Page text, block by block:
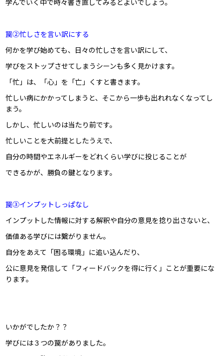
学んでいく中で時々書き直してみるとよいでしょう。
罠②忙しさを言い訳にする
何かを学び始めても、日々の忙しさを言い訳にして、
学びをストップさせてしまうシーンも多く見かけます。
「忙」は、「心」を「亡」くすと書きます。
忙しい病にかかってしまうと、そこから一歩も出れれなくなってし
まう。
しかし、忙しいのは当たり前です。
忙しいことを大前提としたうえで、
自分の時間やエネルギーをどれくらい学びに投じることが
できるかが、勝負の鍵となります。
罠③インプットしっぱなし
インプットした情報に対する解釈や自分の意見を捻り出さないと、
価値ある学びには繋がりません。
自分をあえて「困る環境」に追い込んだり、
公に意見を発信して「フィードバックを得に行く」ことが重要にな
ります。
いかがでしたか？？
学びには３つの罠がありました。